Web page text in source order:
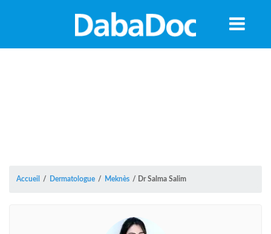
Accueil / Dermatologue / Meknès / Dr Salma Salim